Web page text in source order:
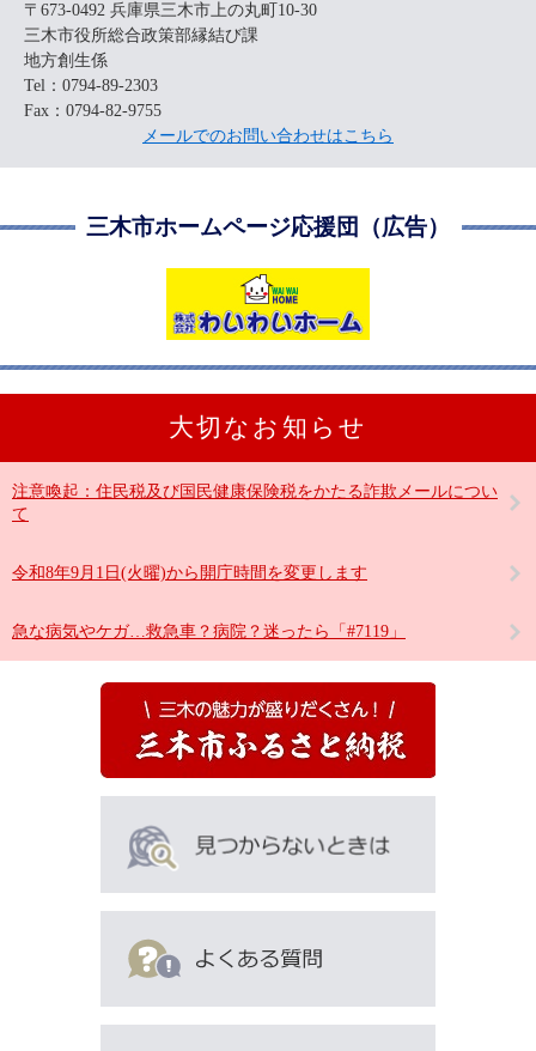
〒673-0492 兵庫県三木市上の丸町10-30
三木市役所総合政策部縁結び課
地方創生係
Tel：0794-89-2303
Fax：0794-82-9755
メールでのお問い合わせはこちら
三木市ホームページ応援団（広告）
大切なお知らせ
注意喚起：住民税及び国民健康保険税をかたる詐欺メールについ
て
令和8年9月1日(火曜)から開庁時間を変更します
急な病気やケガ…救急車？病院？迷ったら「#7119」